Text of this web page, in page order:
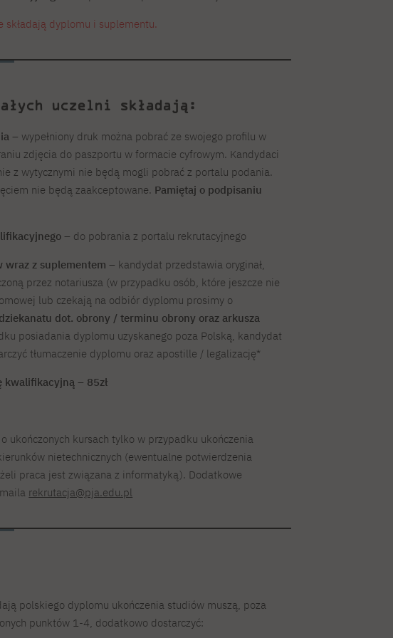
składają dyplomu i suplementu.
uczelni składają:
– wypełniony druk można pobrać ze swojego profilu w
zdjęcia do paszportu w formacie cyfrowym. Kandydaci
z wytycznymi nie będą mogli pobrać z portalu podania.
nie będą zaakceptowane. Pamiętaj o podpisaniu
– do pobrania z portalu rekrutacyjnego
wraz z suplementem – kandydat przedstawia oryginał,
przez notariusza (w przypadku osób, które jeszcze nie
lub czekają na odbiór dyplomu prosimy o
dot. obrony / terminu obrony oraz arkusza
posiadania dyplomu uzyskanego poza Polską, kandydat
tłumaczenie dyplomu oraz apostille / legalizację*
kwalifikacyjną – 85zł
ukończonych kursach tylko w przypadku ukończenia
nietechnicznych (ewentualne potwierdzenia
praca jest związana z informatyką). Dodatkowe
rekrutacja@pja.edu.pl
polskiego dyplomu ukończenia studiów muszą, poza
punktów 1-4, dodatkowo dostarczyć: